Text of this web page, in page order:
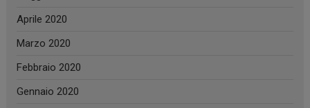
Aprile 2020
Marzo 2020
Febbraio 2020
Gennaio 2020